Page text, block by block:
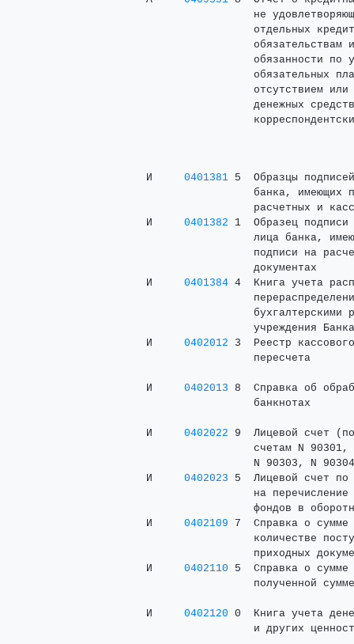
не
отдельных
обязательствам
обязанности по
обязательных
отсутствием или
денежных
     И
0401381 5  Образцы
банка, имеющих
расчетных и
     И
0401382 1  Образец
лица банка,
подписи на
                      документах
     И
0401384 4  Книга учета
бухгалтерскими
учреждения
     И
0402012 3  Реестр
пересчета
     И
0402013 8  Справка об
банкнотах
     И
0402022 9  Лицевой счет
счетам N
N 90303, N
     И
0402023 5  Лицевой счет
на
фондов в
     И
0402109 7  Справка о
количестве
приходных
     И
0402110 5  Справка о
полученной
     И
0402120 0  Книга учета
и других